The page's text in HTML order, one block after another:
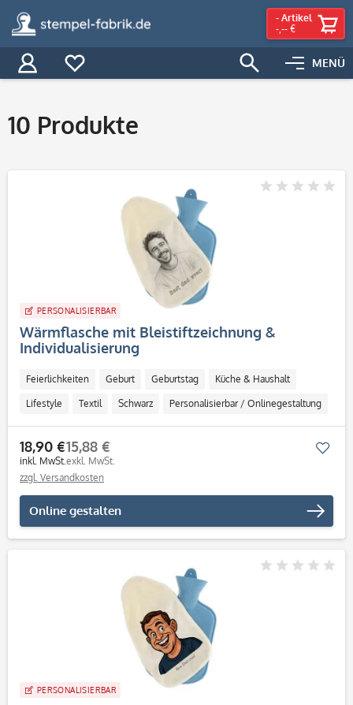
MENÜ
- Artikel
-,-- €
10 Produkte
PERSONALISIERBAR
Wärmflasche mit Bleistiftzeichnung &
Individualisierung
Feierlichkeiten Geburt Geburtstag Küche & Haushalt
Lifestyle Textil Schwarz Personalisierbar / Onlinegestaltung
18,90 €
inkl. MwSt.
15,88 €
exkl. MwSt.
zzgl. Versandkosten
Online gestalten
PERSONALISIERBAR